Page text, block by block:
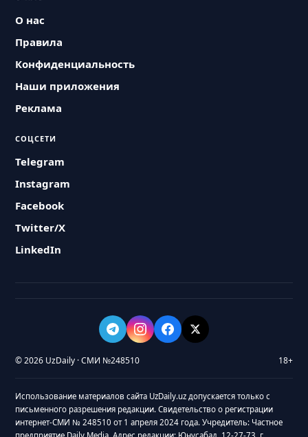
О нас
Правила
Конфиденциальность
Наши приложения
Реклама
СОЦСЕТИ
Telegram
Instagram
Facebook
Twitter/X
LinkedIn
© 2026 UzDaily · СМИ №248510 18+
Использование материалов сайта UzDaily.uz допускается только с
письменного разрешения редакции. Свидетельство о регистрации
интернет-СМИ № 248510 от 1 апреля 2024 года. Учредитель: Частное